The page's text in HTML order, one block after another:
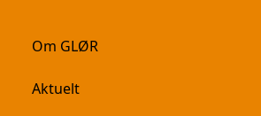
Om GLØR
Aktuelt